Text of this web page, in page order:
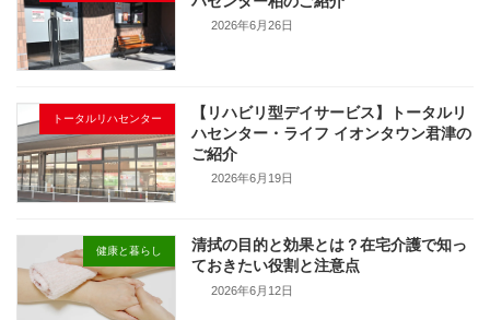
2026年6月26日
トータルリハセンター
【リハビリ型デイサービス】トータルリ
ハセンター・ライフ イオンタウン君津の
ご紹介
2026年6月19日
健康と暮らし
清拭の目的と効果とは？在宅介護で知っ
ておきたい役割と注意点
2026年6月12日